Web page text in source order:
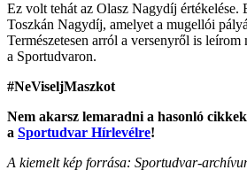
Ez volt tehát az Olasz Nagydíj értékelése.
Toszkán Nagydíj, amelyet a mugellói
Természetesen arról a versenyről is
a Sportudvaron.
#NeViseljMaszkot
Nem akarsz lemaradni a hasonló
a Sportudvar Hírlevélre!
A kiemelt kép forrása: Sportudvar-